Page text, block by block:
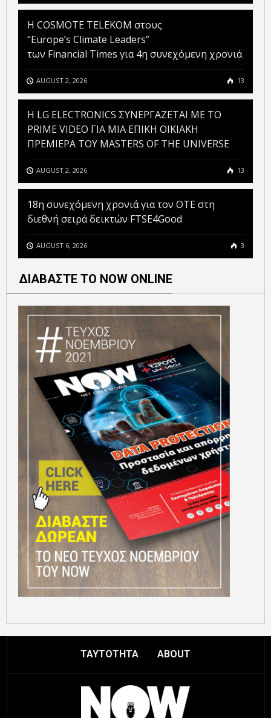
Η COSMOTE TELEKOM στους
“Europe’s Climate Leaders”
των Financial Times για 4η συνεχόμενη χρονιά
AUGUST 2, 2026 13
H LG ELECTRONICS ΣΥΝΕΡΓΑΖΕΤΑΙ ΜΕ ΤΟ
PRIME VIDEO ΓΙΑ ΜΙΑ ΕΠΙΚΗ ΟΙΚΙΑΚΗ
ΠΡΕΜΙΕΡΑ ΤΟΥ MASTERS OF THE UNIVERSE
AUGUST 2, 2026 13
18η συνεχόμενη χρονιά για τον ΟΤΕ στη
διεθνή σειρά δεικτών FTSE4Good
AUGUST 6, 2026 3
ΔΙΑΒΑΣΤΕ ΤΟ NOW ONLINE
ΤΑΥΤΟΤΗΤΑ ABOUT